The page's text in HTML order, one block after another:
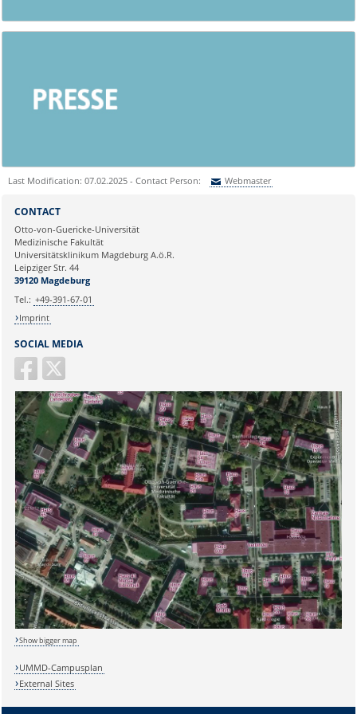
Last Modification: 07.02.2025 - Contact Person: Webmaster
Ihre E-Mailadresse:
Ihr Anliegen:
Sicherheitsabfrage:
SOCIAL MEDIA
CONTACT
Otto-von-Guericke-Universität
Medizinische Fakultät
Universitätsklinikum Magdeburg A.ö.R.
Leipziger Str. 44
39120 Magdeburg
Tel.: +49-391-67-01
Imprint
Show bigger map
UMMD-Campusplan
External Sites